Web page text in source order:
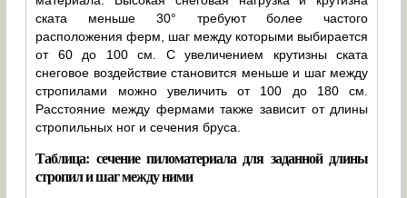
ската меньше 30° требуют более частого
расположения ферм, шаг между которыми выбирается
от 60 до 100 см. С увеличением крутизны ската
снеговое воздействие становится меньше и шаг между
стропилами можно увеличить от 100 до 180 см.
Расстояние между фермами также зависит от длины
стропильных ног и сечения бруса.
Таблица: сечение пиломатериала для заданной длины
стропил и шаг между ними